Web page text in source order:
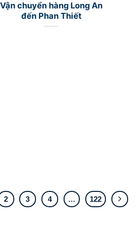
Vận chuyển hàng Long An
đến Phan Thiết
2 3 4 … 122